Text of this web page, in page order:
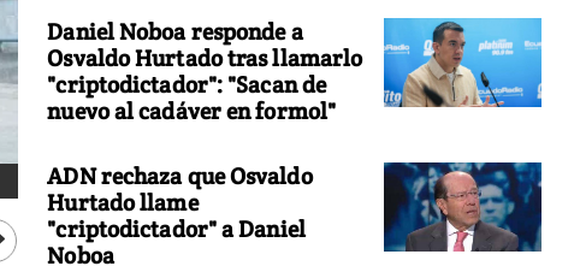
Daniel Noboa responde a
Osvaldo Hurtado tras llamarlo
"criptodictador": "Sacan de
nuevo al cadáver en formol"
ADN rechaza que Osvaldo
Hurtado llame
"criptodictador" a Daniel
Noboa